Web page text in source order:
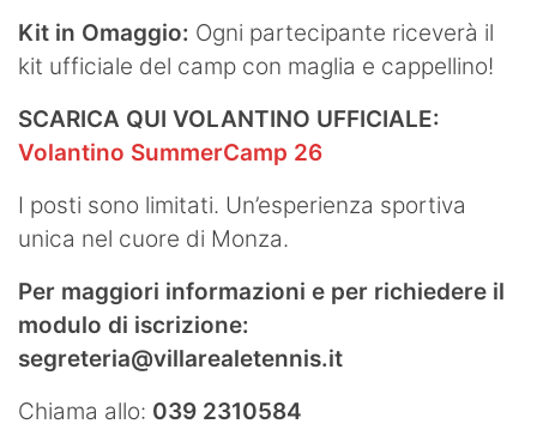
Kit in Omaggio: Ogni partecipante riceverà il
kit ufficiale del camp con maglia e cappellino!
SCARICA QUI VOLANTINO UFFICIALE:
Volantino SummerCamp 26
I posti sono limitati. Un’esperienza sportiva
unica nel cuore di Monza.
Per maggiori informazioni e per richiedere il
modulo di iscrizione:
segreteria@villarealetennis.it
Chiama allo: 039 2310584